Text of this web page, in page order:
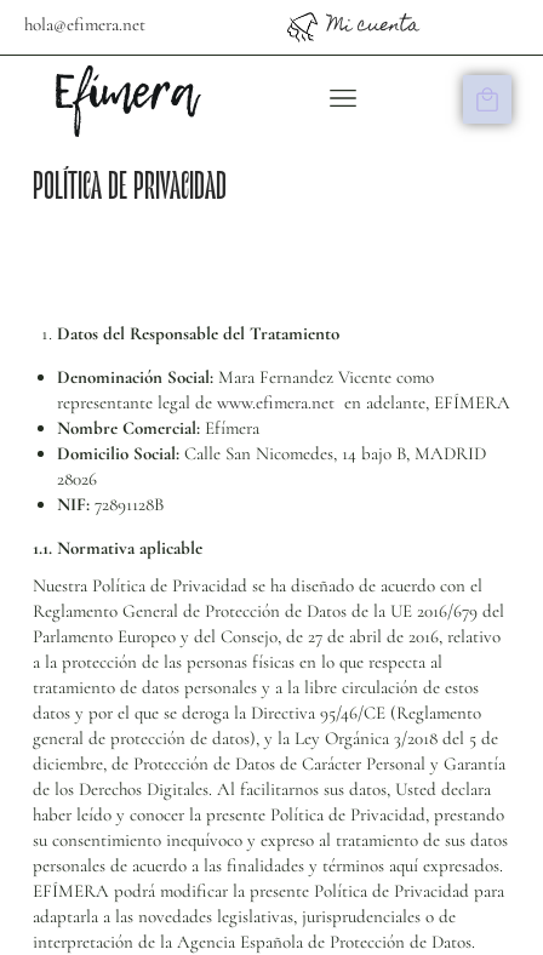
hola@efimera.net Mi cuenta
POLÍTICA DE PRIVACIDAD
Datos del Responsable del Tratamiento
Denominación Social: Mara Fernandez Vicente como
representante legal de www.efimera.net en adelante, EFÍMERA
Nombre Comercial: Efímera
Domicilio Social: Calle San Nicomedes, 14 bajo B, MADRID
28026
NIF: 72891128B
1.1. Normativa aplicable
Nuestra Política de Privacidad se ha diseñado de acuerdo con el
Reglamento General de Protección de Datos de la UE 2016/679 del
Parlamento Europeo y del Consejo, de 27 de abril de 2016, relativo
a la protección de las personas físicas en lo que respecta al
tratamiento de datos personales y a la libre circulación de estos
datos y por el que se deroga la Directiva 95/46/CE (Reglamento
general de protección de datos), y la Ley Orgánica 3/2018 del 5 de
diciembre, de Protección de Datos de Carácter Personal y Garantía
de los Derechos Digitales. Al facilitarnos sus datos, Usted declara
haber leído y conocer la presente Política de Privacidad, prestando
su consentimiento inequívoco y expreso al tratamiento de sus datos
personales de acuerdo a las finalidades y términos aquí expresados.
EFÍMERA podrá modificar la presente Política de Privacidad para
adaptarla a las novedades legislativas, jurisprudenciales o de
interpretación de la Agencia Española de Protección de Datos.